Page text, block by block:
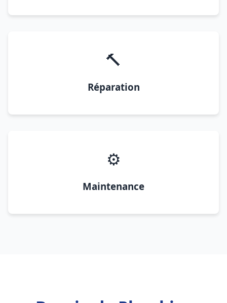
🔨
Réparation
⚙️
Maintenance